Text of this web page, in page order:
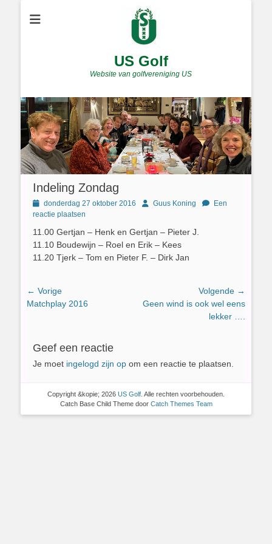
US Golf
Website van golfvereniging US
Indeling Zondag
Geplaatst
op
donderdag 27 oktober 2016 AuthorGuus Koning
Een
reactie plaatsen
11.00 Gertjan – Henk en Gertjan – Pieter J.
11.10 Boudewijn – Roel en Erik – Kees
11.20 Tjerk – Tom en Pieter F. – Dirk Jan
Bericht
navigatie
← Vorige
Vorig
Matchplay 2016
Volgende →
Volgend
Geen wind is ook wel eens
lekker ….
Geef een reactie
Je moet ingelogd zijn op om een reactie te plaatsen.
Copyright &kopie; 2026 US Golf . Alle rechten voorbehouden.
Catch Base Child Theme door Catch Themes Team